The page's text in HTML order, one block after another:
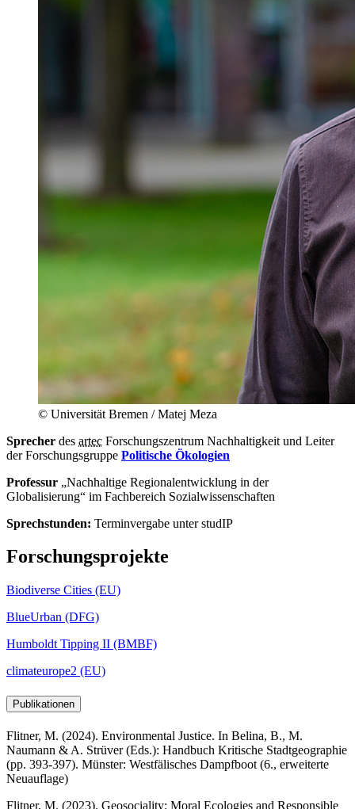
© Universität Bremen / Matej Meza
Sprecher des artec Forschungszentrum Nachhaltigkeit und Leiter
der Forschungsgruppe Politische Ökologien
Professur „Nachhaltige Regionalentwicklung in der
Globalisierung“ im Fachbereich Sozialwissenschaften
Sprechstunden: Terminvergabe unter studIP
Forschungsprojekte
Biodiverse Cities (EU)
BlueUrban (DFG)
Humboldt Tipping II (BMBF)
climateurope2 (EU)
Publikationen
Flitner, M. (2024). Environmental Justice. In Belina, B., M.
Naumann & A. Strüver (Eds.): Handbuch Kritische Stadtgeographie
(pp. 393-397). Münster: Westfälisches Dampfboot (6., erweiterte
Neuauflage)
Flitner, M. (2023). Geosociality: Moral Ecologies and Responsible